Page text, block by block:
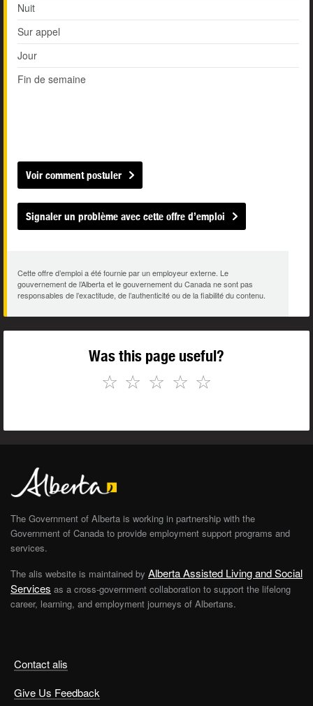
Nuit
Sur appel
Jour
Fin de semaine
Voir comment postuler
Signaler un problème avec cette offre d’emploi
Cette offre d’emploi a été fournie par un employeur externe. Le
gouvernement de l’Alberta et le gouvernement du Canada ne sont pas
responsables de l’exactitude, de l’authenticité ou de la fiabilité du contenu.
Was this page useful?
☆
☆
☆
☆
☆
Contact alis
Give Us Feedback
The Government of Alberta is working in partnership with the
Government of Canada to provide employment support programs and
services.
The alis website is maintained by Alberta Assisted Living and Social
Services as a cross-government collaboration to support the lifelong
career, learning, and employment journeys of Albertans.